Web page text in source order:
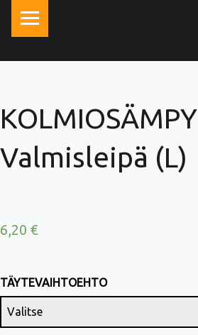
Valmisleipä (L)
6,20 €
TÄYTEVAIHTOEHTO